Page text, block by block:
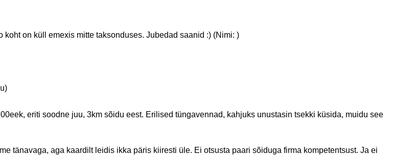
on küll emexis mitte taksonduses. Jubedad saanid :) (Nimi: )
eriti soodne juu, 3km sõidu eest. Erilised tüngavennad, kahjuks unustasin tsekki küsida, muidu see
tänavaga, aga kaardilt leidis ikka päris kiiresti üle. Ei otsusta paari sõiduga firma kompetentsust. Ja ei